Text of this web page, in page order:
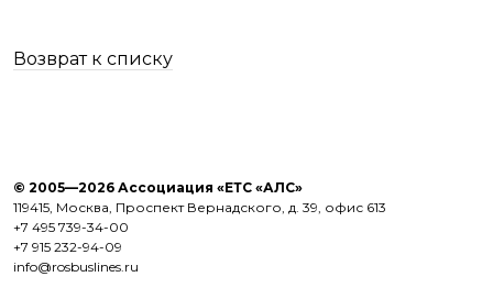
Возврат к списку
© 2005—2026 Ассоциация «ЕТС «АЛС»
119415, Москва, Проспект Вернадского, д. 39, офис 613
+7 495 739-34-00
+7 915 232-94-09
info@rosbuslines.ru